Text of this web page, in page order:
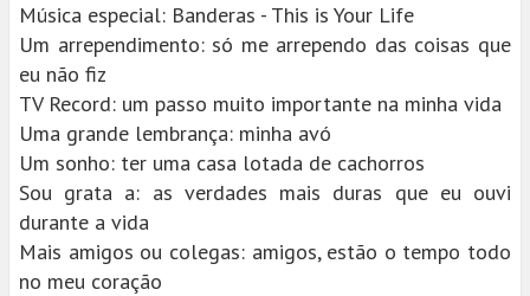
Música especial: Banderas - This is Your Life
Um arrependimento: só me arrependo das coisas que
eu não fiz
TV Record: um passo muito importante na minha vida
Uma grande lembrança: minha avó
Um sonho: ter uma casa lotada de cachorros
Sou grata a: as verdades mais duras que eu ouvi
durante a vida
Mais amigos ou colegas: amigos, estão o tempo todo
no meu coração